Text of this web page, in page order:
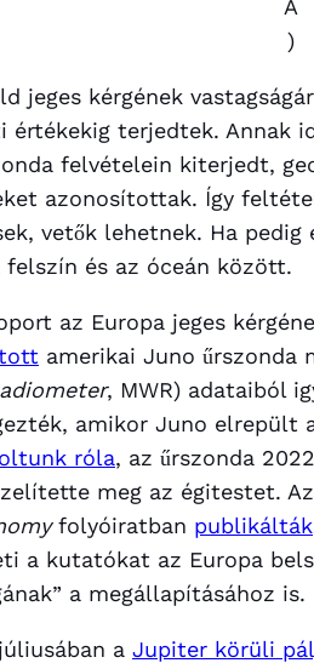
A
)
jeges kérgének
értékekig terjedtek. Annak
felvételein kiterjedt,
azonosítottak. Így
vetők lehetnek. Ha
és az óceán között.
az Europa jeges
amerikai Juno űrszonda
, MWR) adataiból
amikor Juno elrepült
róla, az űrszonda
meg az égitestet.
folyóiratban publikálták
a kutatókat az Europa
a megállapításához is.
a Jupiter körüli